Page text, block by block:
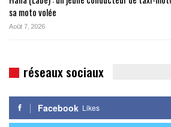
sa moto volée
Août 7, 2026
réseaux sociaux
Facebook Likes